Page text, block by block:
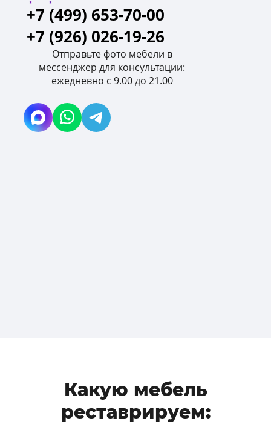
+7 (499) 653-70-00
+7 (926) 026-19-26
Отправьте фото мебели в
мессенджер для консультации:
ежедневно с 9.00 до 21.00
Какую мебель
реставрируем: